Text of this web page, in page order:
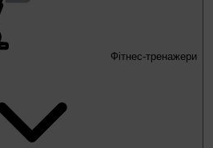
Фітнес-тренажери